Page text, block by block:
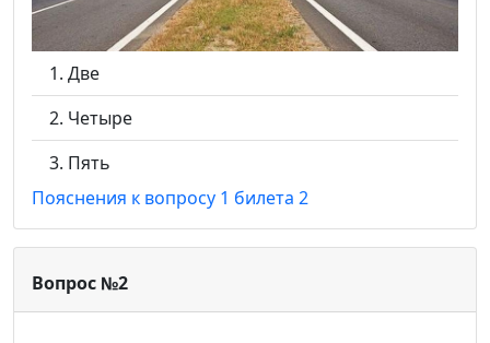
Две
Четыре
Пять
Пояснения к вопросу 1 билета 2
Вопрос №2